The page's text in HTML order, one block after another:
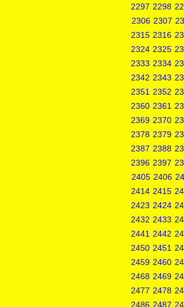
2297 2298
2306 2307
2315 2316
2324 2325
2333 2334
2342 2343
2351 2352
2360 2361
2369 2370
2378 2379
2387 2388
2396 2397
2405 2406
2414 2415
2423 2424
2432 2433
2441 2442
2450 2451
2459 2460
2468 2469
2477 2478
2486 2487